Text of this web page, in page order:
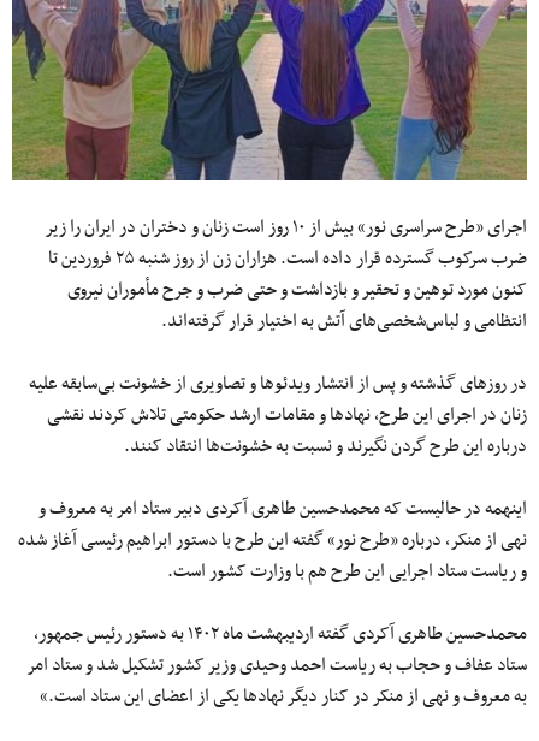
اجرای «طرح سراسری نور» بیش از ۱۰ روز است زنان و دختران در ایران را زیر
ضرب سرکوب گسترده قرار داده است. هزاران زن از روز شنبه ۲۵ فروردین تا
کنون مورد توهین و تحقیر و بازداشت و حتی ضرب و جرح مأموران نیروی
انتظامی و لباس‌شخصی‌های آتش به اختیار قرار گرفته‌اند.
در روزهای گذشته و پس از انتشار ویدئوها و تصاویری از خشونت بی‌سابقه علیه
زنان در اجرای این طرح، نهادها و مقامات ارشد حکومتی تلاش کردند نقشی
درباره این طرح گردن نگیرند و نسبت به خشونت‌ها انتقاد کنند.
اینهمه در حالیست که محمدحسین طاهری آکردی دبیر ستاد امر به معروف و
نهی از منکر، درباره «طرح نور» گفته این طرح با دستور ابراهیم رئیسی آغاز شده
و ریاست ستاد اجرایی این طرح هم با وزارت کشور است.
محمدحسین طاهری آکردی گفته اردیبهشت ماه ۱۴۰۲ به دستور رئیس جمهور،
ستاد عفاف و حجاب به ریاست احمد وحیدی وزیر کشور تشکیل شد و ستاد امر
به معروف و نهی از منکر در کنار دیگر نهادها یکی از اعضای این ستاد است.»